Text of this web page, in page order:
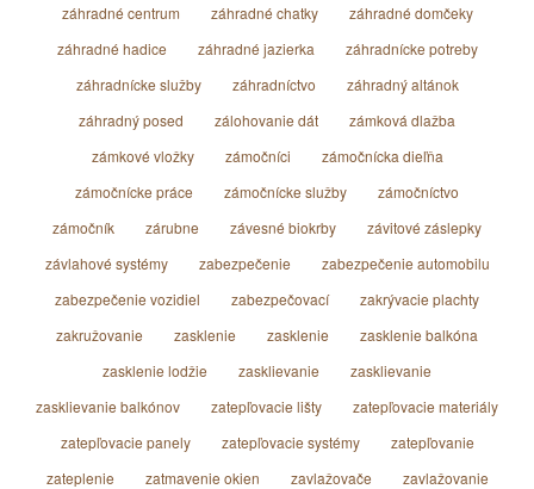
záhradné centrum
záhradné chatky
záhradné domčeky
záhradné hadice
záhradné jazierka
záhradnícke potreby
záhradnícke služby
záhradníctvo
záhradný altánok
záhradný posed
zálohovanie dát
zámková dlažba
zámkové vložky
zámočníci
zámočnícka dieľňa
zámočnícke práce
zámočnícke služby
zámočníctvo
zámočník
zárubne závesné biokrby
závitové záslepky
závlahové systémy
zabezpečenie
zabezpečenie automobilu
zabezpečenie vozidiel
zabezpečovací
zakrývacie plachty
zakružovanie
zasklenie zasklenie
zasklenie balkóna
zasklenie lodžie
zasklievanie
zasklievanie
zasklievanie balkónov
zatepľovacie lišty
zatepľovacie materiály
zatepľovacie panely
zatepľovacie systémy
zatepľovanie
zateplenie
zatmavenie okien zavlažovače
zavlažovanie